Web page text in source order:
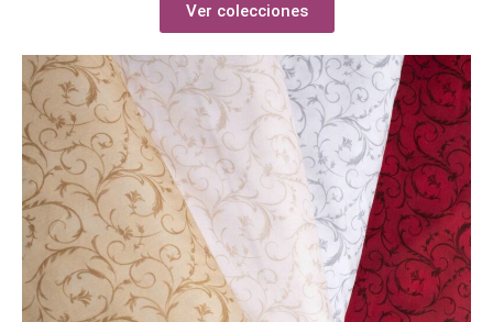
Ver colecciones